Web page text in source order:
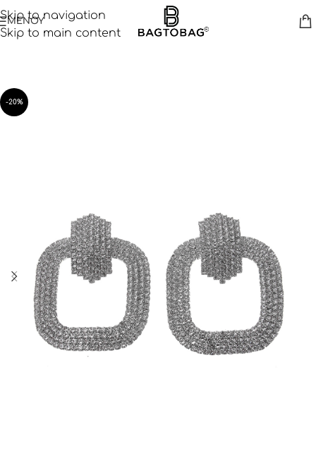
Skip to navigation
Skip to main content
ΜΕΝΟΥ
-20%